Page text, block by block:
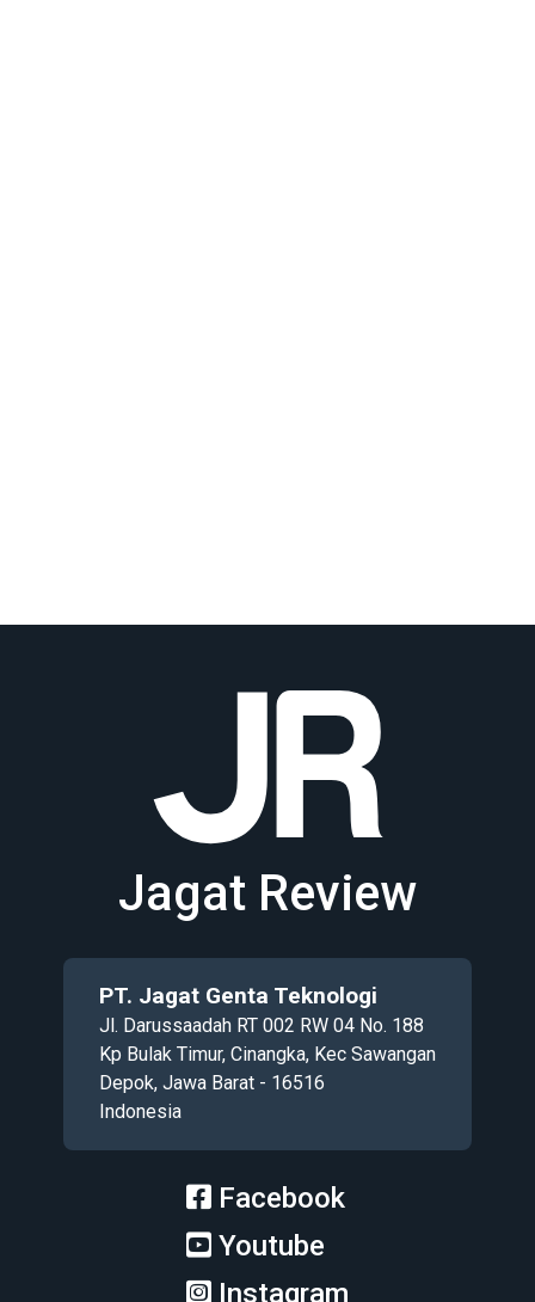
Jagat Review
PT. Jagat Genta Teknologi
Jl. Darussaadah RT 002 RW 04 No. 188
Kp Bulak Timur, Cinangka, Kec Sawangan
Depok, Jawa Barat - 16516
Indonesia
Facebook
Youtube
Instagram